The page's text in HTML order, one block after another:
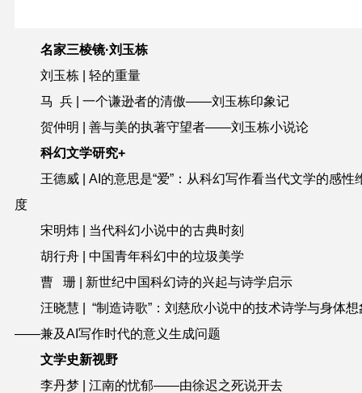
名家三棱镜·刘玉栋
刘玉栋
| 轻的重量
马 兵
| 一个谦逊者的清傲——刘玉栋印象记
贺仲明
| 善与美的执著守望者——刘玉栋小说论
科幻文学研究+
王德威 | AI的意思是“爱”：从科幻写作看当代文学的感性
度
宋明炜 | 当代科幻小说中的古典时刻
胡行舟 | 中国青年科幻中的垃圾美学
曹 珊 | 新世纪中国科幻诗的兴起与诗学启示
汪晓慧 | “制造诗歌”：刘慈欣小说中的技术诗学与身体想
——兼及AI写作时代的意义生成问题
文学史新视野
李丹梦
| 江南的忧郁——由徐迟之死说开去